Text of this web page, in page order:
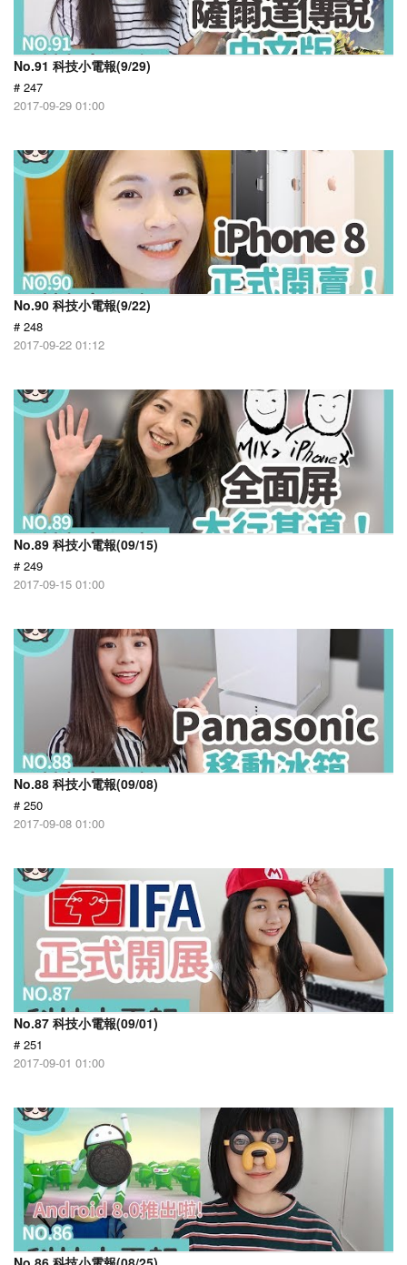
No.91 科技小電報(9/29)
# 247
2017-09-29 01:00
No.90 科技小電報(9/22)
# 248
2017-09-22 01:12
No.89 科技小電報(09/15)
# 249
2017-09-15 01:00
No.88 科技小電報(09/08)
# 250
2017-09-08 01:00
No.87 科技小電報(09/01)
# 251
2017-09-01 01:00